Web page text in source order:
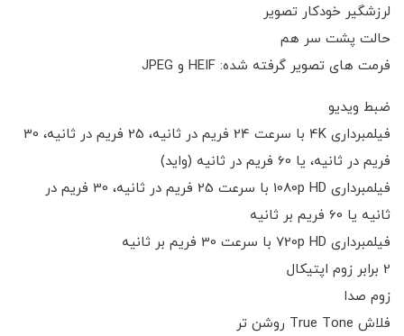
لرزشگیر خودکار تصویر
حالت پشت سر هم
فرمت های تصویر گرفته شده: HEIF و JPEG
ضبط ویدیو
فیلمبرداری 4K با سرعت 24 فریم در ثانیه، 25 فریم در ثانیه، 30
فریم در ثانیه، یا 60 فریم در ثانیه (واید)
فیلمبرداری 1080p HD با سرعت 25 فریم در ثانیه، 30 فریم در
ثانیه یا 60 فریم بر ثانیه
فیلمبرداری 720p HD با سرعت 30 فریم بر ثانیه
2 برابر زوم اپتیکال
زوم صدا
فلاش True Tone روشن تر